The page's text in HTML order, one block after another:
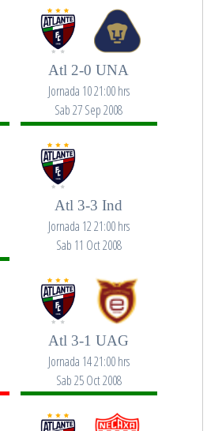
Atl 2-0 UNA
Jornada 10 21:00 hrs
Sab 27 Sep 2008
Atl 3-3 Ind
Jornada 12 21:00 hrs
Sab 11 Oct 2008
Atl 3-1 UAG
Jornada 14 21:00 hrs
Sab 25 Oct 2008